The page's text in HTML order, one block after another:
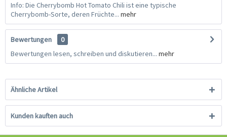
Info: Die Cherrybomb Hot Tomato Chili ist eine typische
Cherrybomb-Sorte, deren Früchte... mehr
Bewertungen
0
Bewertungen lesen, schreiben und diskutieren... mehr
Ähnliche Artikel
Kunden kauften auch